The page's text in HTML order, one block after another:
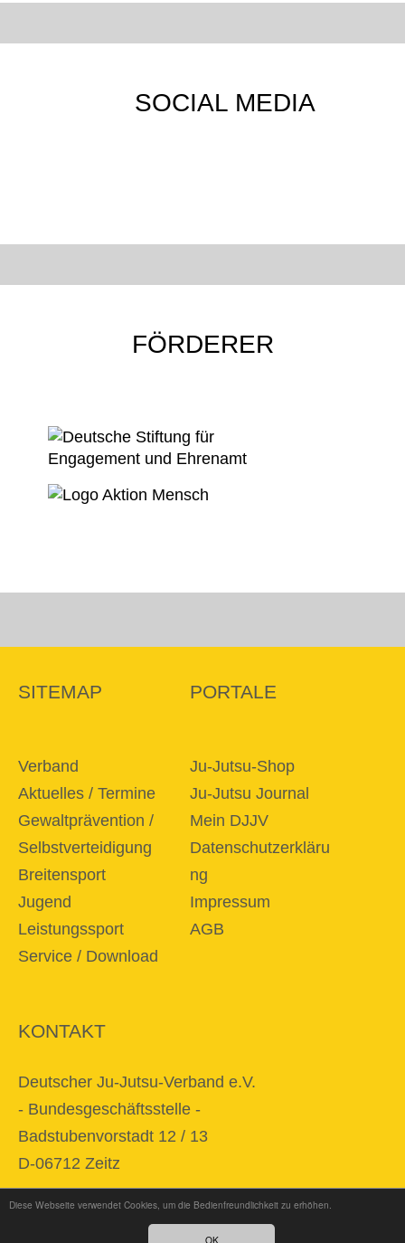
OK
Diese Webseite verwendet Cookies, um die Bedienfreundlichkeit zu erhöhen.
SOCIAL MEDIA
FÖRDERER
SITEMAP
Verband
Aktuelles / Termine
Gewaltprävention /
Selbstverteidigung
Breitensport
Jugend
Leistungssport
Service / Download
PORTALE
Ju-Jutsu-Shop
Ju-Jutsu Journal
Mein DJJV
Datenschutzerkläru
ng
Impressum
AGB
KONTAKT
Deutscher Ju-Jutsu-Verband e.V.
- Bundesgeschäftsstelle -
Badstubenvorstadt 12 / 13
D-06712 Zeitz